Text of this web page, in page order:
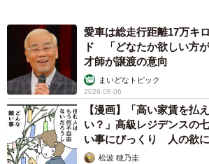
愛車は総走行距離17万キ
ド 「どなたか欲しい方
才師が譲渡の意向
まいどなトピック
2026.08.06
【漫画】「高い家賃を払
い？」高級レジデンスの
い事にびっくり 人の欲
松波 穂乃圭